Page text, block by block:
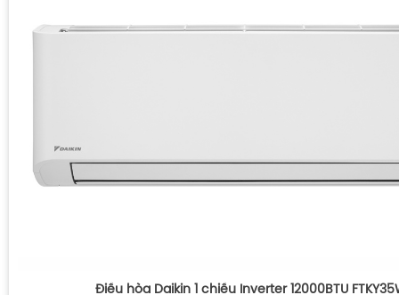
Điều hòa Daikin 1 chiều Inverter 12000BTU